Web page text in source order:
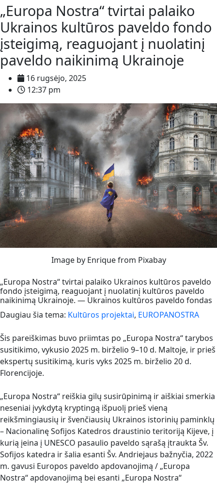
„Europa Nostra“ tvirtai palaiko
Ukrainos kultūros paveldo fondo
įsteigimą, reaguojant į nuolatinį
paveldo naikinimą Ukrainoje
16 rugsėjo, 2025
12:37 pm
Image by Enrique from Pixabay
„Europa Nostra“ tvirtai palaiko Ukrainos kultūros paveldo
fondo įsteigimą, reaguojant į nuolatinį kultūros paveldo
naikinimą Ukrainoje. — Ukrainos kultūros paveldo fondas
Daugiau šia tema: Kultūros projektai, EUROPANOSTRA
Šis pareiškimas buvo priimtas po „Europa Nostra“ tarybos
susitikimo, vykusio 2025 m. birželio 9–10 d. Maltoje, ir prieš
ekspertų susitikimą, kuris vyks 2025 m. birželio 20 d.
Florencijoje.
„Europa Nostra“ reiškia gilų susirūpinimą ir aiškiai smerkia
neseniai įvykdytą kryptingą išpuolį prieš vieną
reikšmingiausių ir švenčiausių Ukrainos istorinių paminklų
– Nacionalinę Sofijos Katedros draustinio teritoriją Kijeve, į
kurią įeina į UNESCO pasaulio paveldo sąrašą įtraukta Šv.
Sofijos katedra ir šalia esanti Šv. Andriejaus bažnyčia, 2022
m. gavusi Europos paveldo apdovanojimą / „Europa
Nostra“ apdovanojimą bei esanti „Europa Nostra“